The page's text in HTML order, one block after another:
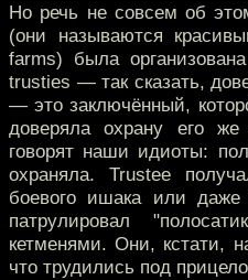
Но речь не совсем об
(они называются
farms) была
trusties — так сказать,
— это заключённый,
доверяла охрану его же
говорят наши идиоты:
охраняла. Trustee
боевого ишака или
патрулировал
кетменями. Они, кстати,
что трудились под